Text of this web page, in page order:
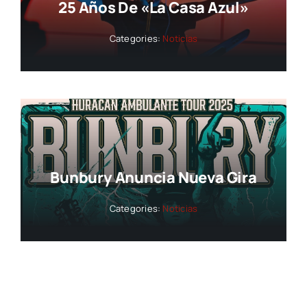
25 Años De «La Casa Azul»
Categories: Noticias
Bunbury Anuncia Nueva Gira
Categories: Noticias